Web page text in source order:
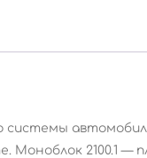
системы
2100.1 —